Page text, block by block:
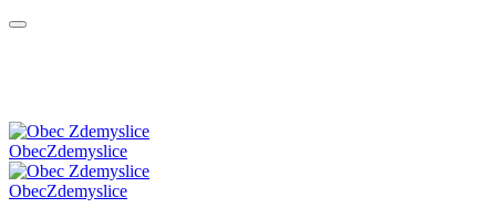
ObecZdemyslice
ObecZdemyslice